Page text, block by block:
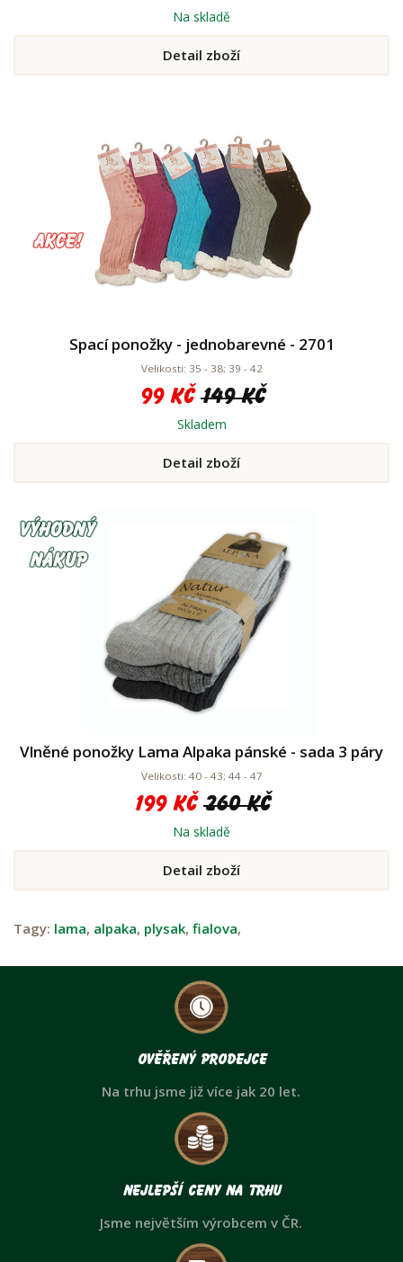
Na skladě
Detail zboží
Spací ponožky - jednobarevné - 2701
Velikosti: 35 - 38; 39 - 42
99 Kč 149 Kč
Skladem
Detail zboží
Vlněné ponožky Lama Alpaka pánské - sada 3 páry
Velikosti: 40 - 43; 44 - 47
199 Kč 260 Kč
Na skladě
Detail zboží
Tagy: lama, alpaka, plysak, fialova,
Ověřený prodejce
Na trhu jsme již více jak 20 let.
Nejlepší ceny na trhu
Jsme největším výrobcem v ČR.